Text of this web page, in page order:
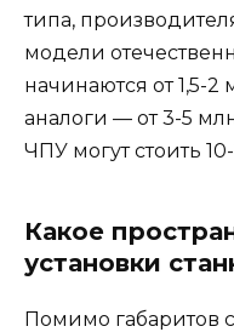
типа,
модели
начинаются от 1,5-
аналоги — от 3-5
ЧПУ могут стоить
Какое
установки
Помимо габаритов